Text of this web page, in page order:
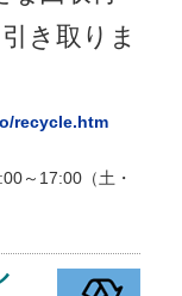
き取りま
recycle.htm
～17:00（土・